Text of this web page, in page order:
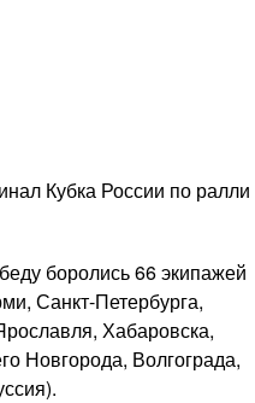
Кубка России по ралли
боролись 66 экипажей
Санкт-Петербурга,
Хабаровска,
Новгорода, Волгограда,